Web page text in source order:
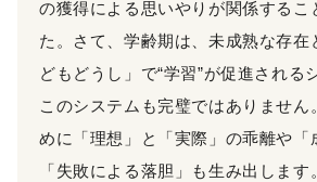
の獲得による思いやりが関係するこ
た。さて、学齢期は、未成熟な存在
どもどうし」で“学習”が促進される
このシステムも完璧ではありません
めに「理想」と「実際」の乖離や「
「失敗による落胆」も生み出します。